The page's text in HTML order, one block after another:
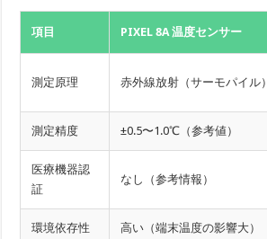
項目 PIXEL 8A 温度センサー
測定原理 赤外線放射（サーモパイル）
測定精度 ±0.5〜1.0℃（参考値）
医療機器認
証
なし（参考情報）
環境依存性 高い（端末温度の影響大）